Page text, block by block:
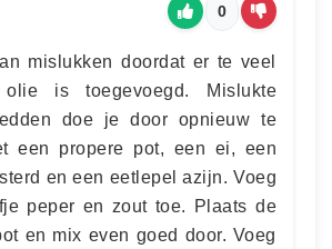
0
mislukken doordat er te veel
is toegevoegd. Mislukte
doe je door opnieuw te
een propere pot, een ei, een
en een eetlepel azijn. Voeg
peper en zout toe. Plaats de
en mix even goed door. Voeg